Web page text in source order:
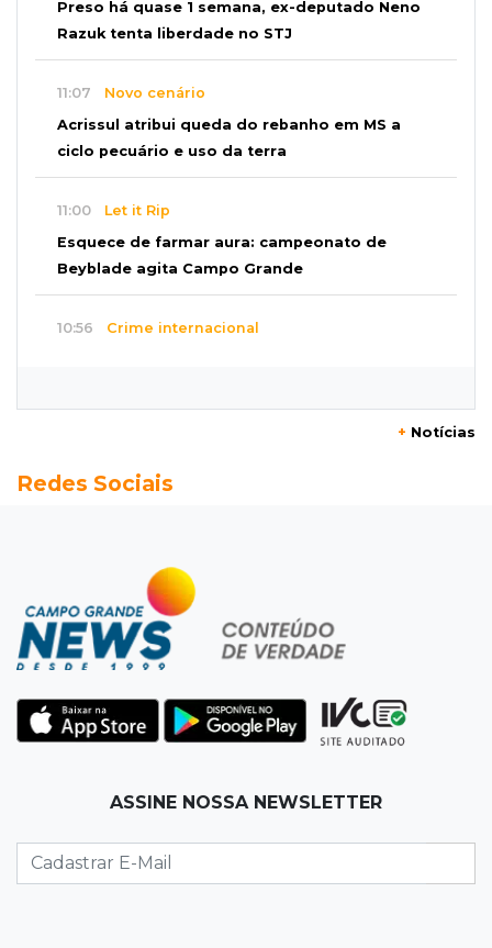
Preso há quase 1 semana, ex-deputado Neno
Razuk tenta liberdade no STJ
11:07 Novo cenário
Acrissul atribui queda do rebanho em MS a
ciclo pecuário e uso da terra
11:00 Let it Rip
Esquece de farmar aura: campeonato de
Beyblade agita Campo Grande
10:56 Crime internacional
MS já tem projetos em mercado de carbono
Licenciamento ambiental
Governador quer que Imasul assuma
licenciamento de rodovias da Rota da
Celulose
10:25 Dourados
Após brilhar na Copa LNF, goleiro do
Morte no trânsito e casamento de bisavó são
destaques da semana
+ Notícias
Redes Sociais
ASSINE NOSSA NEWSLETTER